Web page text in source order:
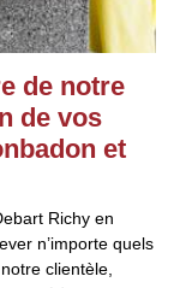
de notre
de vos
et
Richy en
n’importe quels
clientèle,